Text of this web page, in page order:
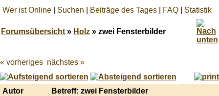
Wer ist Online Suchen Beiträge des Tages FAQ Statistik
Forumsübersicht» Holz» zwei Fensterbilder
Best
online
live
casino
« vorheriges nächstes »
Autor
Betreff: zwei Fensterbilder